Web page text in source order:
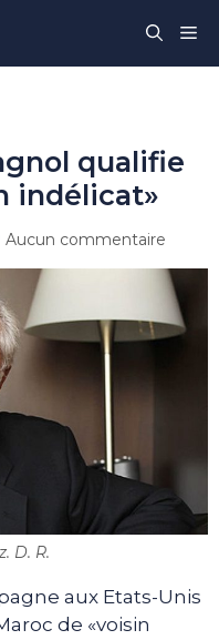
qualifie
indélicat»
Aucun commentaire
D. R.
aux Etats-Unis
de «voisin